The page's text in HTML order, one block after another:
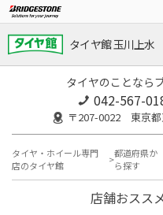
タイヤ館 玉川上水
タイヤのことなら
042-567-
〒207-0022 東京都
タイヤ・ホイール専門
店のタイヤ館
都道府県か
ら探す
店舗おスス